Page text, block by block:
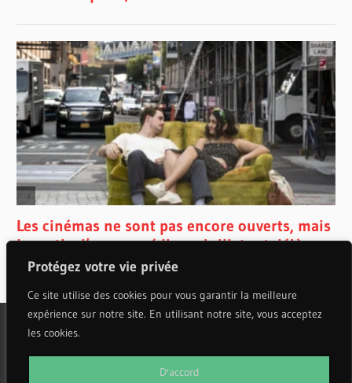
Protégez votre vie privée
Ce site utilise des cookies pour vous garantir la meilleure
expérience sur notre site. En utilisant notre site, vous acceptez
les cookies.
D'accord
WordPress Theme: Wellington by ThemeZee.